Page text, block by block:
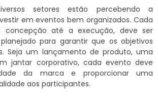
setores estão percebendo a
em eventos bem organizados. Cada
concepção até a execução, deve ser
para garantir que os objetivos
Seja um lançamento de produto, uma
jantar corporativo, cada evento deve
da marca e proporcionar uma
aos participantes.